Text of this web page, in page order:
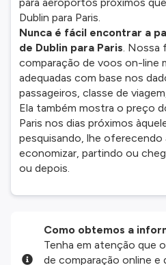
Dublin para Paris.
Nunca é fácil encontrar a
de Dublin para Paris. Nossa
comparação de voos on-line
adequadas com base nos
passageiros, classe de
Ela também mostra o preço
Paris nos dias próximos
pesquisando, lhe oferecendo
economizar, partindo ou
ou depois.
Como obtemos a
Tenha em atenção que
de comparação online e